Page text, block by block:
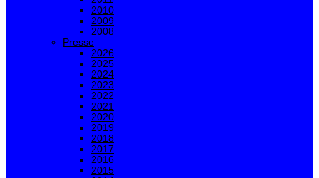
2010
2009
2008
Presse
2026
2025
2024
2023
2022
2021
2020
2019
2018
2017
2016
2015